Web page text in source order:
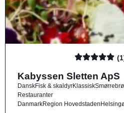
Kabyssen Sletten ApS
DanskFisk & skaldyrKlassisk
Restauranter
DanmarkRegion Hovedstaden